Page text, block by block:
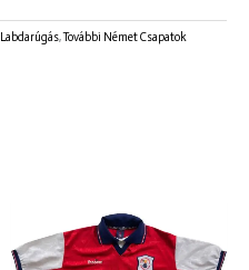
Labdarúgás,További Német Csapatok